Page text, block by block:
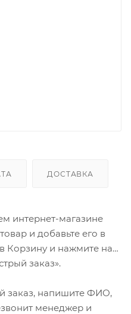
ДОСТАВКА
интернет-магазине
и добавьте его в
Корзину и нажмите на
заказ».
заказ, напишите ФИО,
менеджер и